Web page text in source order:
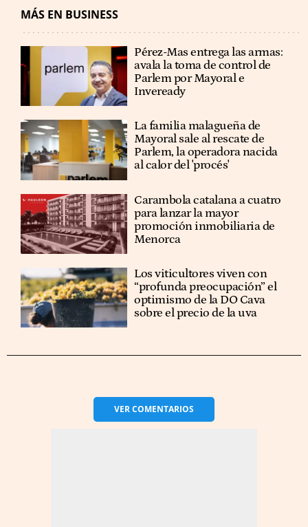
MÁS EN BUSINESS
Pérez-Mas entrega las armas:
avala la toma de control de
Parlem por Mayoral e
Inveready
La familia malagueña de
Mayoral sale al rescate de
Parlem, la operadora nacida
al calor del 'procés'
Carambola catalana a cuatro
para lanzar la mayor
promoción inmobiliaria de
Menorca
Los viticultores viven con
“profunda preocupación” el
optimismo de la DO Cava
sobre el precio de la uva
VERCOMENTARIOS